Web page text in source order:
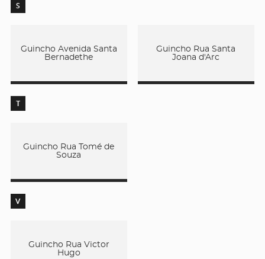
S
Guincho Avenida Santa
Bernadethe
Guincho Rua Santa
Joana d'Arc
T
Guincho Rua Tomé de
Souza
V
Guincho Rua Victor
Hugo